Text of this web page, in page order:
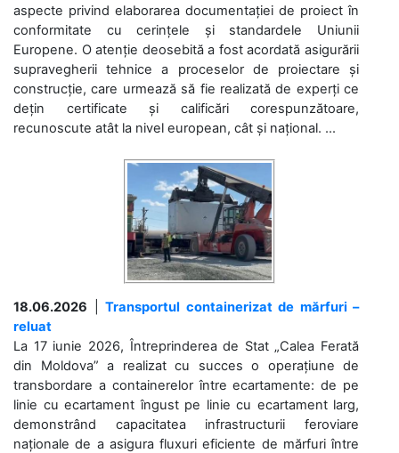
aspecte privind elaborarea documentației de proiect în
conformitate cu cerințele și standardele Uniunii
Europene. O atenție deosebită a fost acordată asigurării
supravegherii tehnice a proceselor de proiectare și
construcție, care urmează să fie realizată de experți ce
dețin certificate și calificări corespunzătoare,
recunoscute atât la nivel european, cât și național. ...
18.06.2026
Transportul containerizat de mărfuri –
reluat
La 17 iunie 2026, Întreprinderea de Stat „Calea Ferată
din Moldova” a realizat cu succes o operațiune de
transbordare a containerelor între ecartamente: de pe
linie cu ecartament îngust pe linie cu ecartament larg,
demonstrând capacitatea infrastructurii feroviare
naționale de a asigura fluxuri eficiente de mărfuri între